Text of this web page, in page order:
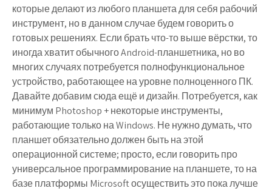
которые делают из любого планшета для себя рабочий
инструмент, но в данном случае будем говорить о
готовых решениях. Если брать что-то выше вёрстки, то
иногда хватит обычного Android-планшетника, но во
многих случаях потребуется полнофункциональное
устройство, работающее на уровне полноценного ПК.
Давайте добавим сюда ещё и дизайн. Потребуется, как
минимум Photoshop + некоторые инструменты,
работающие только на Windows. Не нужно думать, что
планшет обязательно должен быть на этой
операционной системе; просто, если говорить про
универсальное программирование на планшете, то на
базе платформы Microsoft осуществить это пока лучше